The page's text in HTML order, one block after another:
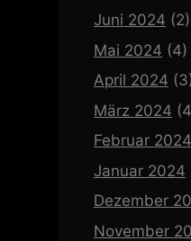
Juni 2024 (2)
Mai 2024 (4)
April 2024
März 2024
Februar 2024
Januar 2024
Dezember
November